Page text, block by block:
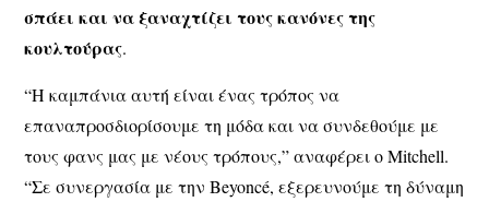
σπάει και να ξαναχτίζει τους κανόνες της
κουλτούρας.
“Η καμπάνια αυτή είναι ένας τρόπος να
επαναπροσδιορίσουμε τη μόδα και να συνδεθούμε με
τους φανς μας με νέους τρόπους,” αναφέρει ο Mitchell.
“Σε συνεργασία με την Beyoncé, εξερευνούμε τη δύναμη